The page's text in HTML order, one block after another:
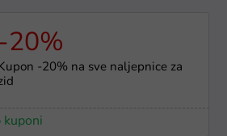
-20%
Kupon -20% na sve naljepnice za
kuponi